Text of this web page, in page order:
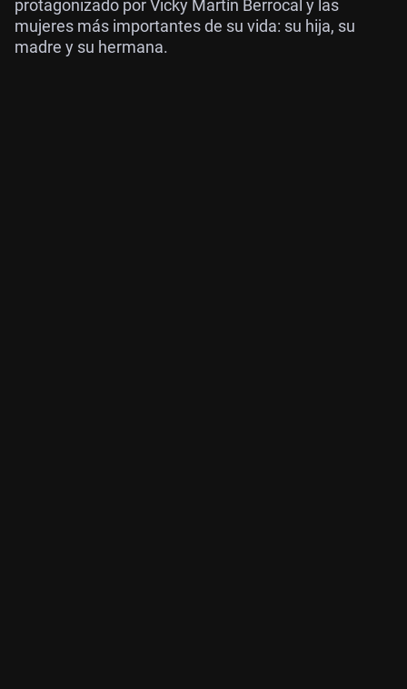
protagonizado por Vicky Martín Berrocal y las
mujeres más importantes de su vida: su hija, su
madre y su hermana.